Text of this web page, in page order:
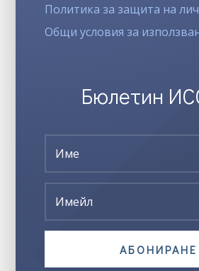
Политика за защита на
Общи условия за
Бюлетин
АБОНИРАНЕ